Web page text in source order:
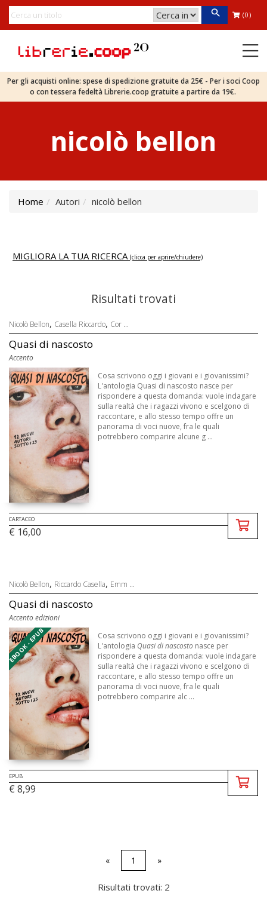
(0)
Per gli acquisti online: spese di spedizione gratuite da 25€ - Per i soci Coop
o con tessera fedeltà Librerie.coop gratuite a partire da 19€.
nicolò bellon
Home Autori nicolò bellon
MIGLIORA LA TUA RICERCA (clicca per aprire/chiudere)
Risultati trovati
Nicolò Bellon, Casella Riccardo, Cor ...
Quasi di nascosto
Accento
Cosa scrivono oggi i giovani e i giovanissimi?
L'antologia Quasi di nascosto nasce per
rispondere a questa domanda: vuole indagare
sulla realtà che i ragazzi vivono e scelgono di
raccontare, e allo stesso tempo offre un
panorama di voci nuove, fra le quali
potrebbero comparire alcune g ...
CARTACEO
€ 16,00
Nicolò Bellon, Riccardo Casella, Emm ...
Quasi di nascosto
Accento edizioni
EBOOK - EPUB
Cosa scrivono oggi i giovani e i giovanissimi?
L'antologia Quasi di nascosto nasce per
rispondere a questa domanda: vuole indagare
sulla realtà che i ragazzi vivono e scelgono di
raccontare, e allo stesso tempo offre un
panorama di voci nuove, fra le quali
potrebbero comparire alc ...
EPUB
€ 8,99
« 1 »
Risultati trovati: 2